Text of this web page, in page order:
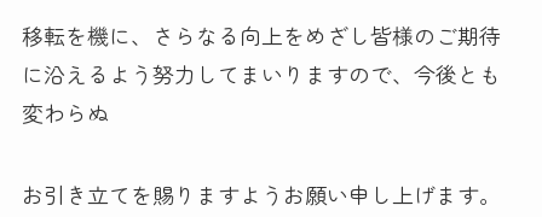
移転を機に、さらなる向上をめざし皆様のご期待
に沿えるよう努力してまいりますので、今後とも
変わらぬ
お引き立てを賜りますようお願い申し上げます。